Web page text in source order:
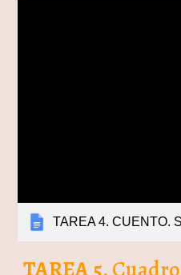
TAREA 4. CUENTO.
TAREA 5.